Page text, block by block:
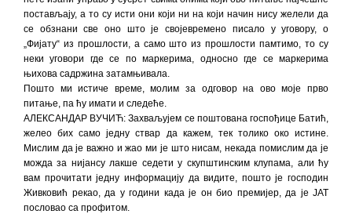
постављају, а то су исти они који ни на који начин нису желели да
се обзнани све оно што је својевремено писало у уговору, о
„Фијату“ из прошлости, а само што из прошлости памтимо, то су
неки уговори где се по маркерима, односно где се маркерима
њихова садржина затамњивала.
Пошто ми истиче време, молим за одговор на ово моје прво
питање, па ћу имати и следеће.
АЛЕКСАНДАР ВУЧИЋ: Захваљујем се поштована госпођице Батић,
желео бих само једну ствар да кажем, тек толико око истине.
Мислим да је важно и жао ми је што нисам, некада помислим да је
можда за нијансу лакше седети у скупштинским клупама, али ћу
вам прочитати једну информацију да видите, пошто је господин
Живковић рекао, да у години када је он био премијер, да је ЈАТ
пословао са профитом.